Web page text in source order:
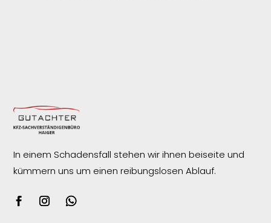
In einem Schadensfall stehen wir ihnen beiseite und
kümmern uns um einen reibungslosenAblauf.